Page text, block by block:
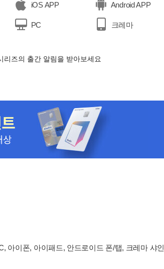
iOS APP Android APP
PC 크레마
리즈의 출간 알림을 받아보세요
아이폰, 아이패드, 안드로이드 폰/탭, 크레마 샤인